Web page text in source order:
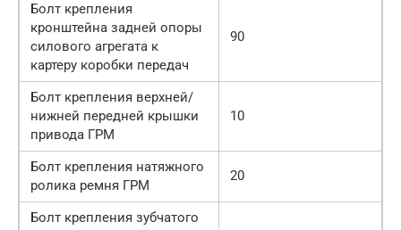
Болт крепления
кронштейна задней опоры
силового агрегата к
картеру коробки передач
90
Болт крепления верхней/
нижней передней крышки
привода ГРМ
10
Болт крепления натяжного
ролика ремня ГРМ
20
Болт крепления зубчатого